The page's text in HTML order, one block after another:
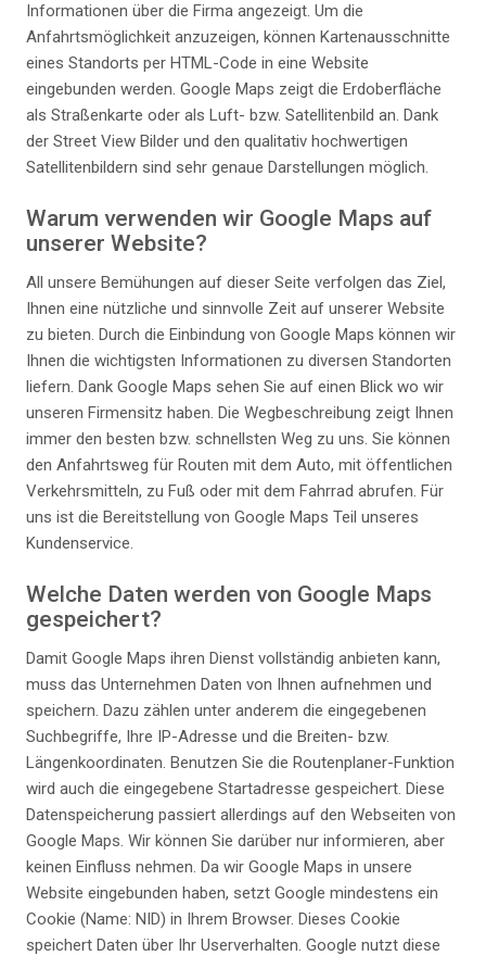
Informationen über die Firma angezeigt. Um die
Anfahrtsmöglichkeit anzuzeigen, können Kartenausschnitte
eines Standorts per HTML-Code in eine Website
eingebunden werden. Google Maps zeigt die Erdoberfläche
als Straßenkarte oder als Luft- bzw. Satellitenbild an. Dank
der Street View Bilder und den qualitativ hochwertigen
Satellitenbildern sind sehr genaue Darstellungen möglich.
Warum verwenden wir Google Maps auf
unserer Website?
All unsere Bemühungen auf dieser Seite verfolgen das Ziel,
Ihnen eine nützliche und sinnvolle Zeit auf unserer Website
zu bieten. Durch die Einbindung von Google Maps können wir
Ihnen die wichtigsten Informationen zu diversen Standorten
liefern. Dank Google Maps sehen Sie auf einen Blick wo wir
unseren Firmensitz haben. Die Wegbeschreibung zeigt Ihnen
immer den besten bzw. schnellsten Weg zu uns. Sie können
den Anfahrtsweg für Routen mit dem Auto, mit öffentlichen
Verkehrsmitteln, zu Fuß oder mit dem Fahrrad abrufen. Für
uns ist die Bereitstellung von Google Maps Teil unseres
Kundenservice.
Welche Daten werden von Google Maps
gespeichert?
Damit Google Maps ihren Dienst vollständig anbieten kann,
muss das Unternehmen Daten von Ihnen aufnehmen und
speichern. Dazu zählen unter anderem die eingegebenen
Suchbegriffe, Ihre IP-Adresse und die Breiten- bzw.
Längenkoordinaten. Benutzen Sie die Routenplaner-Funktion
wird auch die eingegebene Startadresse gespeichert. Diese
Datenspeicherung passiert allerdings auf den Webseiten von
Google Maps. Wir können Sie darüber nur informieren, aber
keinen Einfluss nehmen. Da wir Google Maps in unsere
Website eingebunden haben, setzt Google mindestens ein
Cookie (Name: NID) in Ihrem Browser. Dieses Cookie
speichert Daten über Ihr Userverhalten. Google nutzt diese